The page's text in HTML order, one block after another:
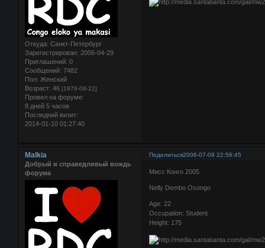
Откуда: Санкт-Петербург
Зарегистрирован: 2006-04-29
Приглашений: 0
Сообщений: 7482
Пол: Женский
Возраст: 46 [1979-08-22]
Провел на форуме:
8 дней 5 часов
Последний визит:
2014-01-10 01:27:40
Поделиться2006-07-09 22:56:45
Malkia
Добрый и справедливый вождь
форума
Мисс Конго 2005
Nelly Dembo Osongo
Age: 22
Occupation: Student
Height: 175